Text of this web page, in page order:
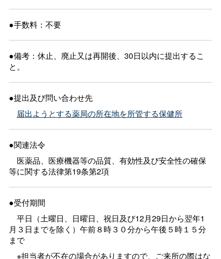
●手数料：不要
●備考：休止、廃止又は再開後、30日以内に提出するこ
と。
●提出及び問い合わせ先
届出ようとする薬局の所在地を所管する保健所
●関連法令
医薬品、医療機器等の品質、有効性及び安全性の確保
等に関する法律第19条第2項
●受付期間
平日（土曜日、日曜日、祝日及び12月29日から翌年1
月３日までを除く）午前８時３０分から午後５時１５分
まで
※担当者が不在の場合がありますので、ご来所の際はな